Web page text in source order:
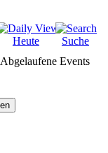
Heute
Suche
Abgelaufene Events